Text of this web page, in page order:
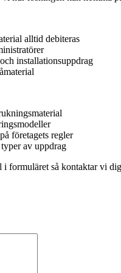
alltid debiteras
installationsuppdrag
företagets regler
av uppdrag
formuläret så kontaktar vi